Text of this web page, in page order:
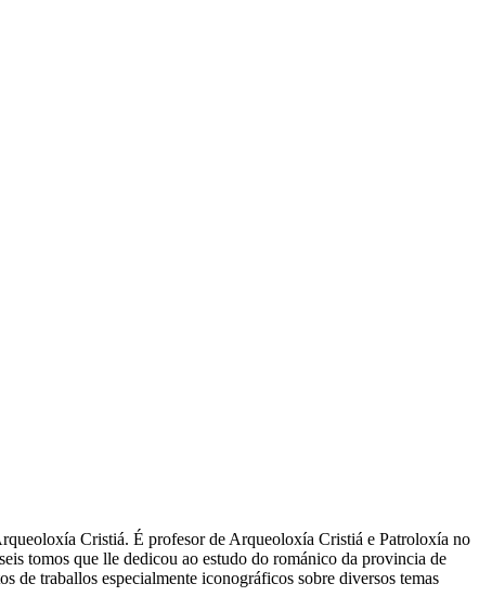
Cristiá. É profesor de Arqueoloxía Cristiá e Patroloxía no
tomos que lle dedicou ao estudo do románico da provincia de
de traballos especialmente iconográficos sobre diversos temas